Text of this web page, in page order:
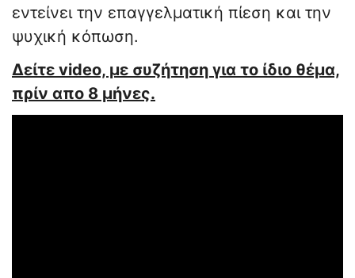
εντείνει την επαγγελματική πίεση και την
ψυχική κόπωση.
Δείτε video, με συζήτηση για το ίδιο θέμα,
πρίν απο 8 μήνες.